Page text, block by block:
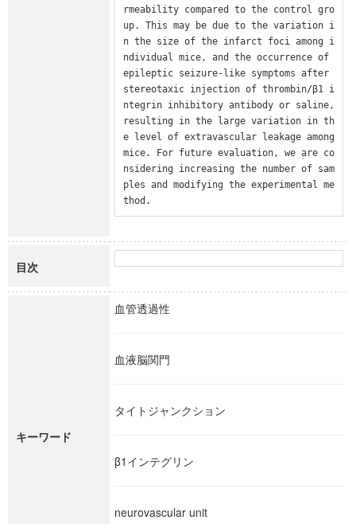
rmeability compared to the control gro
up. This may be due to the variation i
n the size of the infarct foci among i
ndividual mice, and the occurrence of
epileptic seizure-like symptoms after
stereotaxic injection of thrombin/β1 i
ntegrin inhibitory antibody or saline,
resulting in the large variation in th
e level of extravascular leakage among
mice. For future evaluation, we are co
nsidering increasing the number of sam
ples and modifying the experimental me
thod.
目次
キーワード
血管透過性
血液脳関門
タイトジャンクション
β1インテグリン
neurovascular unit